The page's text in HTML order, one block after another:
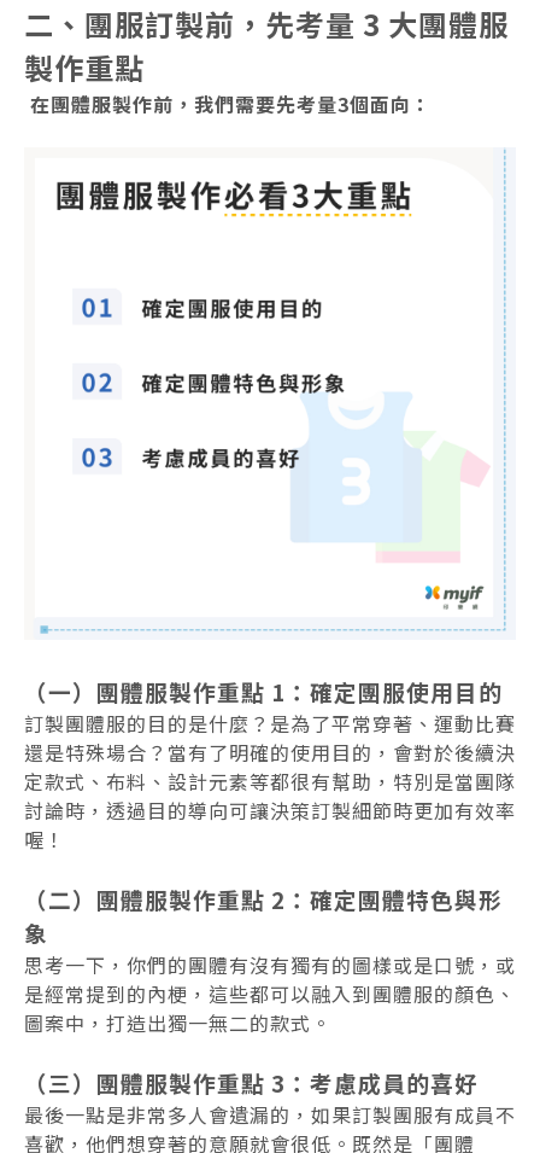
二、團服訂製前，先考量 3 大團體服
製作重點
在團體服製作前，我們需要先考量3個面向：
（一）團體服製作重點 1：確定團服使用目的
訂製團體服的目的是什麼？是為了平常穿著、運動比賽
還是特殊場合？當有了明確的使用目的，會對於後續決
定款式、布料、設計元素等都很有幫助，特別是當團隊
討論時，透過目的導向可讓決策訂製細節時更加有效率
喔！
（二）團體服製作重點 2：確定團體特色與形
象
思考一下，你們的團體有沒有獨有的圖樣或是口號，或
是經常提到的內梗，這些都可以融入到團體服的顏色、
圖案中，打造出獨一無二的款式。
（三）團體服製作重點 3：考慮成員的喜好
最後一點是非常多人會遺漏的，如果訂製團服有成員不
喜歡，他們想穿著的意願就會很低。既然是「團體